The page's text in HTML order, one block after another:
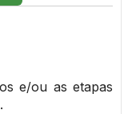
e/ou as etapas